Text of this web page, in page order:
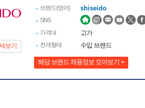
보기
브랜드(영어) shiseido
SNS
가격대
고가
전개형태 수입 브랜드
해당 브랜드 채용정보 모아보기 +